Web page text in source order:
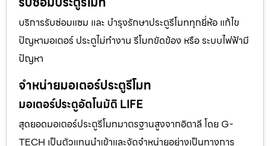
บริการรับซ่อมแซม และ บำรุงรักษาประตูรีโมททุกยี่ห้อ แก้ไข
ปัญหามอเตอร์ ประตูไม่ทำงาน รีโมทขัดข้อง หรือ ระบบไฟฟ้ามี
ปัญหา
จำหน่ายมอเตอร์ประตูรีโมท
มอเตอร์ประตูอัตโนมัติ LIFE
สุดยอดมอเตอร์ประตูรีโมทมาตรฐานสูงจากอิตาลี โดย G-
TECH เป็นตัวแทนนำเข้าและจัดจำหน่ายอย่างเป็นทางการ